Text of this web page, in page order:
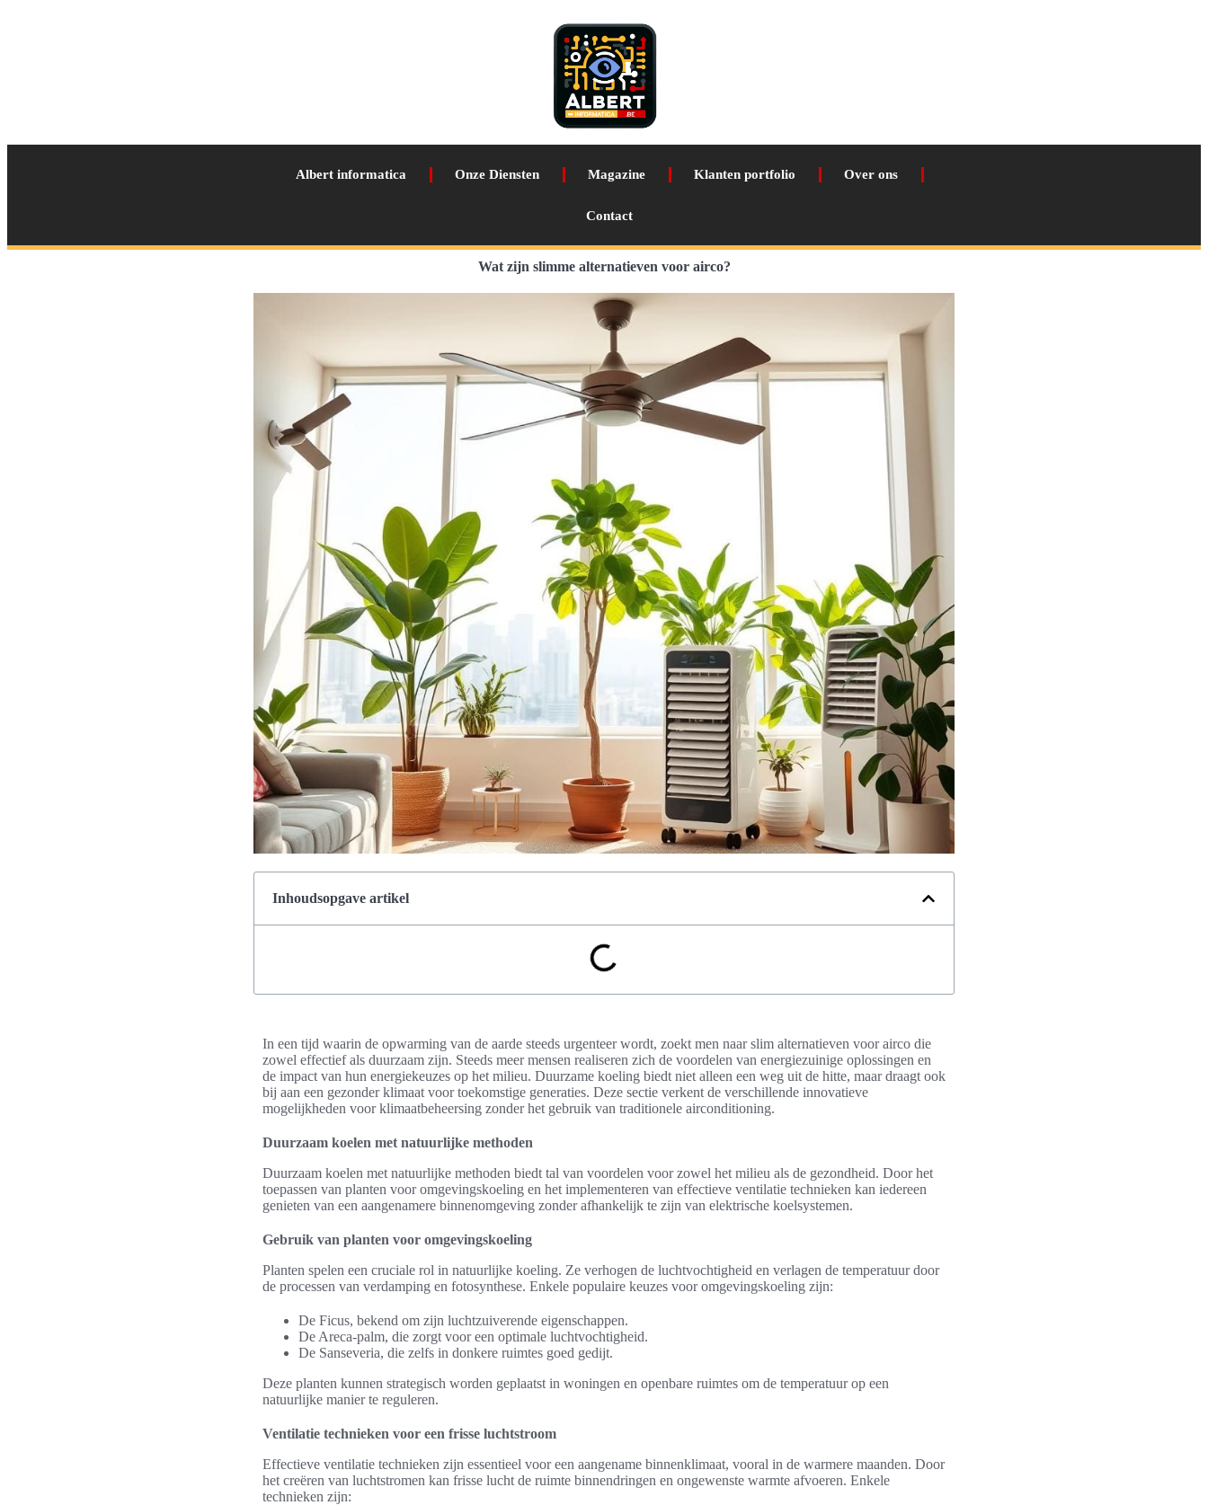
Albert informatica Onze Diensten Magazine Klanten portfolio Over ons
Contact
Wat zijn slimme alternatieven voor airco?
Inhoudsopgave artikel
In een tijd waarin de opwarming van de aarde steeds urgenteer wordt, zoekt men naar slim alternatieven voor airco die
zowel effectief als duurzaam zijn. Steeds meer mensen realiseren zich de voordelen van energiezuinige oplossingen en
de impact van hun energiekeuzes op het milieu. Duurzame koeling biedt niet alleen een weg uit de hitte, maar draagt ook
bij aan een gezonder klimaat voor toekomstige generaties. Deze sectie verkent de verschillende innovatieve
mogelijkheden voor klimaatbeheersing zonder het gebruik van traditionele airconditioning.
Duurzaam koelen met natuurlijke methoden
Duurzaam koelen met natuurlijke methoden biedt tal van voordelen voor zowel het milieu als de gezondheid. Door het
toepassen van planten voor omgevingskoeling en het implementeren van effectieve ventilatie technieken kan iedereen
genieten van een aangenamere binnenomgeving zonder afhankelijk te zijn van elektrische koelsystemen.
Gebruik van planten voor omgevingskoeling
Planten spelen een cruciale rol in natuurlijke koeling. Ze verhogen de luchtvochtigheid en verlagen de temperatuur door
de processen van verdamping en fotosynthese. Enkele populaire keuzes voor omgevingskoeling zijn:
De Ficus, bekend om zijn luchtzuiverende eigenschappen.
De Areca-palm, die zorgt voor een optimale luchtvochtigheid.
De Sanseveria, die zelfs in donkere ruimtes goed gedijt.
Deze planten kunnen strategisch worden geplaatst in woningen en openbare ruimtes om de temperatuur op een
natuurlijke manier te reguleren.
Ventilatie technieken voor een frisse luchtstroom
Effectieve ventilatie technieken zijn essentieel voor een aangename binnenklimaat, vooral in de warmere maanden. Door
het creëren van luchtstromen kan frisse lucht de ruimte binnendringen en ongewenste warmte afvoeren. Enkele
technieken zijn: